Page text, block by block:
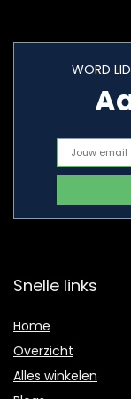
WORD
Snelle links
Home
Overzicht
Alles winkelen